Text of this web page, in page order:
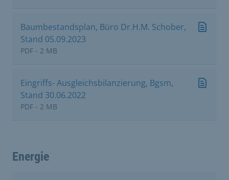
Baumbestandsplan, Büro Dr.H.M. Schober,
Stand 05.09.2023
PDF - 2 MB
Eingriffs- Ausgleichsbilanzierung, Bgsm,
Stand 30.06.2022
PDF - 2 MB
Energie